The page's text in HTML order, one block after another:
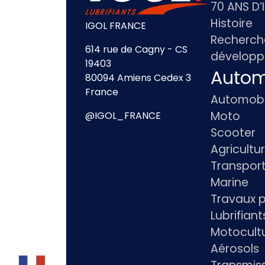
IGOL FRANCE
614 rue de Cagny - CS
19403
80094 Amiens Cedex 3
France
@IGOL_FRANCE
70 ANS
Histoire
Moto
Scooter
Marine
Travaux
Aérosols